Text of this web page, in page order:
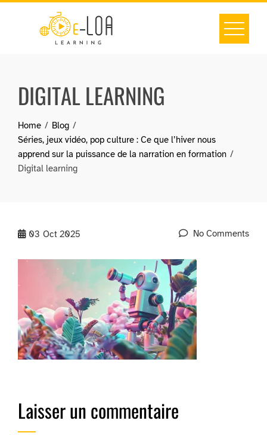
DIGITAL LEARNING
Home
Blog
Séries, jeux vidéo, pop culture : Ce que l’hiver nous
apprend sur la puissance de la narration en formation
Digital learning
03 Oct 2025 No Comments
Laisser un commentaire